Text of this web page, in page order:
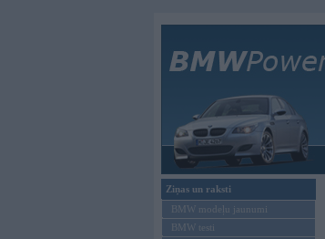
Ziņas un raksti
BMW modeļu jaunumi
BMW testi